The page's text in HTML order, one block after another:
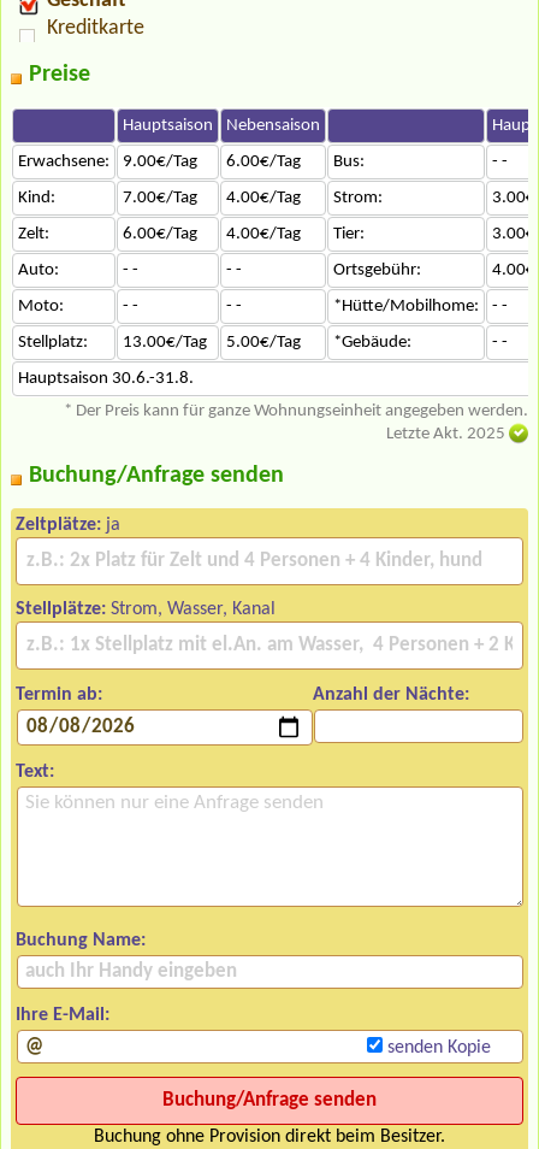
Kreditkarte
Preise
Hauptsaison Nebensaison
Erwachsene:
9.00€/Tag 6.00€/Tag Bus:
- -
Kind:
7.00€/Tag 4.00€/Tag Strom:
Zelt:
6.00€/Tag 4.00€/Tag Tier:
Auto:
- - - - Ortsgebühr:
Moto:
- - - - *Hütte/Mobilhome:
- -
Stellplatz:
13.00€/Tag 5.00€/Tag *Gebäude:
- -
Hauptsaison 30.6.-31.8.
* Der Preis kann für ganze Wohnungseinheit angegeben werden.
Letzte Akt. 2025
Buchung/Anfrage senden
Zeltplätze: ja
Stellplätze: Strom, Wasser, Kanal
Termin ab: Anzahl der Nächte:
Text:
Buchung Name:
Ihre E-Mail:
senden Kopie
Buchung ohne Provision direkt beim Besitzer.